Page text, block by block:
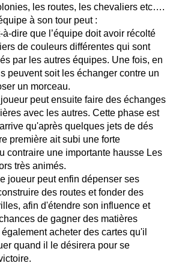
les routes, les chevaliers etc….
à son tour peut :
à-dire que l’équipe doit avoir récolté
de couleurs différentes qui sont
par les autres équipes. Une fois, en
peuvent soit les échanger contre un
un morceau.
peut ensuite faire des échanges
avec les autres. Cette phase est
qu'après quelques jets de dés
première ait subi une forte
contraire une importante hausse Les
très animés.
joueur peut enfin dépenser ses
des routes et fonder des
afin d'étendre son influence et
de gagner des matières
acheter des cartes qu'il
quand il le désirera pour se